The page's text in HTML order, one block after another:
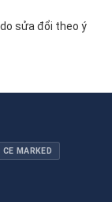
sửa đổi theo ý
CE MARKED